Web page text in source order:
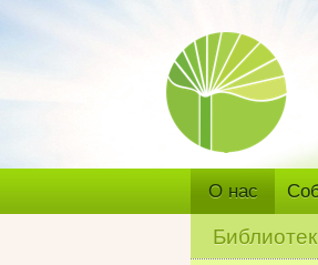
О нас